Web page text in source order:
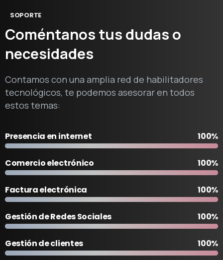
Coméntanos tus dudas o
necesidades
Contamos con una amplia red de habilitadores
tecnológicos, te podemos asesorar en todos
Presencia en internet 100%
Comercio electrónico 100%
Factura electrónica 100%
Gestión de Redes Sociales 100%
Gestión de clientes 100%